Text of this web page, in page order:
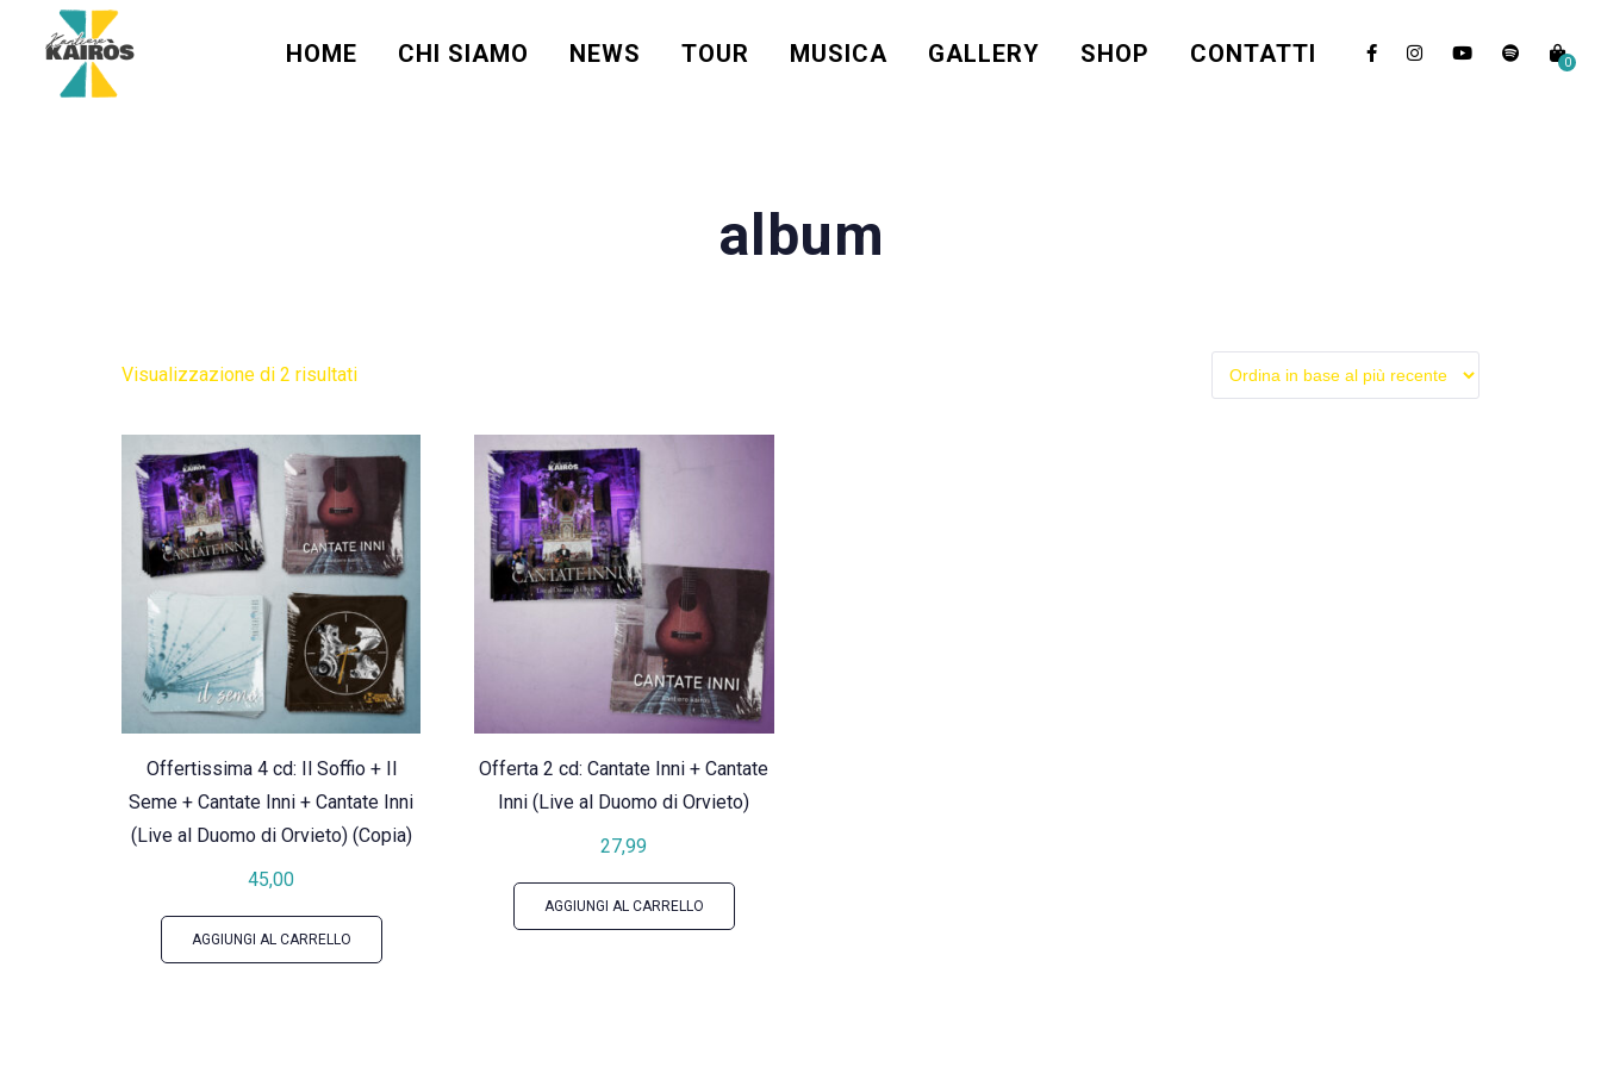
0
HOME CHI SIAMO NEWS TOUR MUSICA GALLERY SHOP CONTATTI
album
Visualizzazione di 2 risultatiOrdina
al
più
recente
Offertissima 4 cd: Il Soffio + Il
Seme + Cantate Inni + Cantate Inni
(Live al Duomo di Orvieto) (Copia)
45,00
AGGIUNGI AL CARRELLO
Offerta 2 cd: Cantate Inni + Cantate
Inni (Live al Duomo di Orvieto)
27,99
AGGIUNGI AL CARRELLO